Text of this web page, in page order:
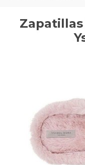
Zapatillas